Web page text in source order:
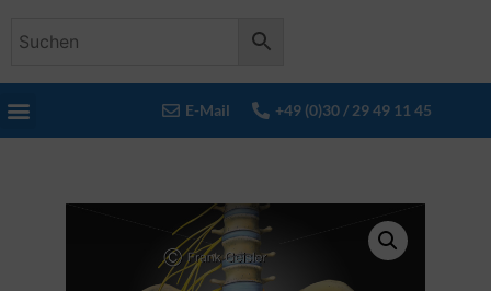
E-Mail +49 (0)30 / 29 49 11 45